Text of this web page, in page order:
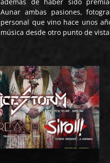
Aunar ambas pasiones,
personal que vino hace unos
música desde otro punto de